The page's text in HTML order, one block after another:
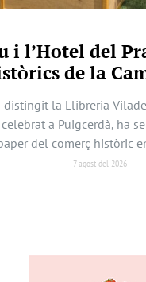
i l’Hotel del
de la
distingit la Llibreria
a Puigcerdà, ha
del comerç històric
7 agost del 2026